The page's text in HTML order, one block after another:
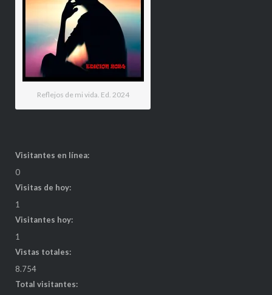
Reflejos de mi vida. Ed. 2024
Visitantes en línea:
0
Visitas de hoy:
1
Visitantes hoy:
1
Vistas totales:
8.754
Total visitantes: